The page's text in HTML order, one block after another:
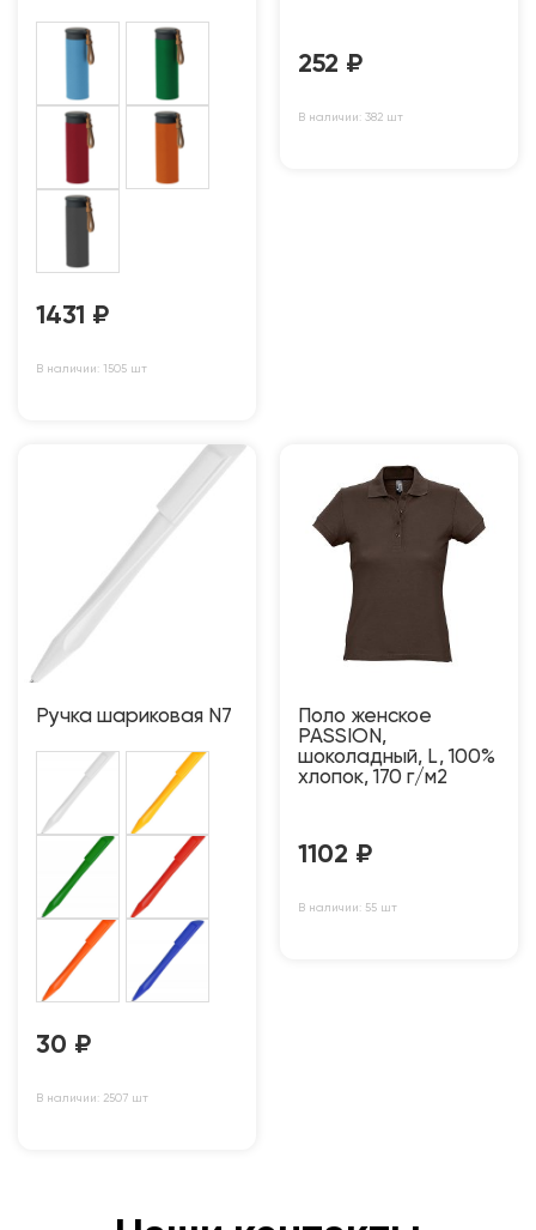
1431 ₽
В наличии: 1505 шт
252 ₽
В наличии: 382 шт
Ручка шариковая N7
30 ₽
В наличии: 2507 шт
Поло женское
PASSION,
шоколадный, L, 100%
хлопок, 170 г/м2
1102 ₽
В наличии: 55 шт